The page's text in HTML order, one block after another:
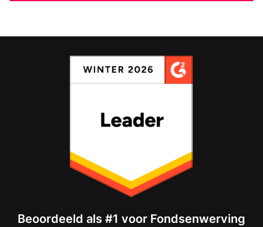
Beoordeeld als #1 voor Fondsenwerving